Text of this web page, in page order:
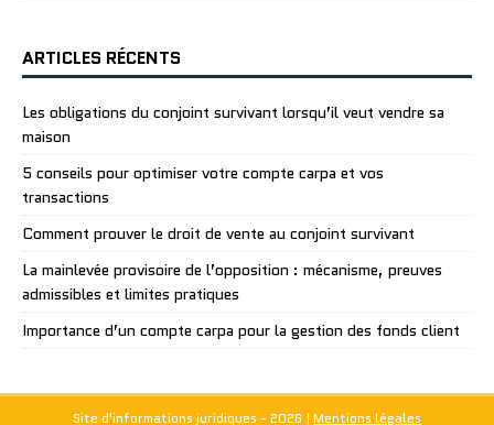
ARTICLES RÉCENTS
Les obligations du conjoint survivant lorsqu’il veut vendre sa
maison
5 conseils pour optimiser votre compte carpa et vos
transactions
Comment prouver le droit de vente au conjoint survivant
La mainlevée provisoire de l’opposition : mécanisme, preuves
admissibles et limites pratiques
Importance d’un compte carpa pour la gestion des fonds client
Site d'informations juridiques - 2026 | Mentions légales